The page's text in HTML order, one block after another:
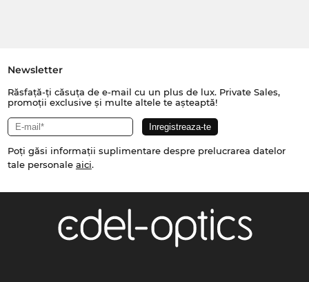
Newsletter
Răsfață-ți căsuța de e-mail cu un plus de lux. Private Sales,
promoții exclusive și multe altele te așteaptă!
Poți găsi informații suplimentare despre prelucrarea datelor
tale personale aici.